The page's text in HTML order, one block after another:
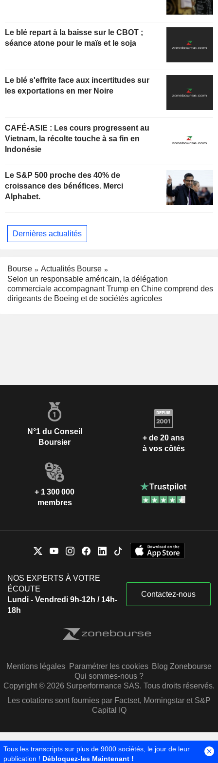
Le blé repart à la baisse sur le CBOT ;
séance atone pour le maïs et le soja
Le blé s'effrite face aux incertitudes sur
les exportations en mer Noire
CAFÉ-ASIE : Les cours progressent au
Vietnam, la récolte touche à sa fin en
Indonésie
Le S&P 500 proche des 40% de
croissance des bénéfices. Merci
Alphabet.
Dernières actualités
Bourse
Actualités Bourse
Selon un responsable américain, la délégation
commerciale accompagnant Trump en Chine comprend des
dirigeants de Boeing et de sociétés agricoles
N°1 du Conseil
Boursier
+ de 20 ans
à vos côtés
+ 1 300 000
membres
NOS EXPERTS À VOTRE
ÉCOUTE
Lundi - Vendredi 9h-12h / 14h-
18h
Contactez-nous
Mentions légales Paramétrer les cookies Blog Zonebourse
Qui sommes-nous ?
Copyright © 2026 Surperformance SAS. Tous droits réservés.
Les cotations sont fournies par Factset, Morningstar et S&P
Capital IQ
Tous les transcripts sur plus de 9000 sociétés, le jour de leur
publication ! Débloquez-les Maintenant !